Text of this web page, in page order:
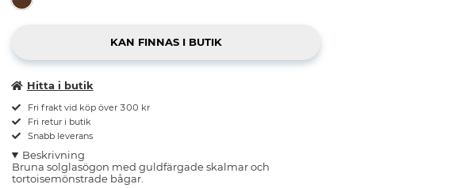
Hitta i butik
Fri frakt vid köp över 300 kr
Fri retur i butik
Snabb leverans
Beskrivning
Bruna solglasögon med guldfärgade skalmar och
tortoisemönstrade bågar.